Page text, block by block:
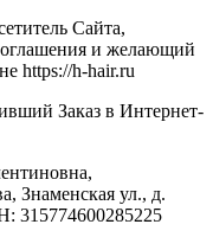
Сайта,
и желающий
https://h-hair.ru
Заказ в Интернет-
Знаменская ул., д.
315774600285225